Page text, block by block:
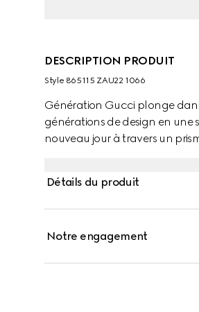
DESCRIPTION PRODUIT
Style ‎865115 ZAU22 1066
Génération Gucci plonge
générations de design en une
nouveau jour à travers un
Détails du produit
Notre engagement